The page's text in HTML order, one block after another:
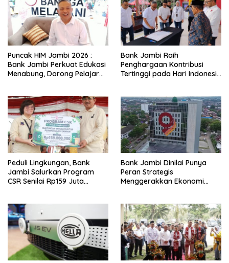
Puncak HIM Jambi 2026 :
Bank Jambi Perkuat Edukasi
Menabung, Dorong Pelajar
Bank Jambi Raih
Penghargaan Kontribusi
Tertinggi pada Hari Indonesia
Peduli Lingkungan, Bank
Jambi Salurkan Program
CSR Senilai Rp159 Juta
Bank Jambi Dinilai Punya
Peran Strategis
Menggerakkan Ekonomi